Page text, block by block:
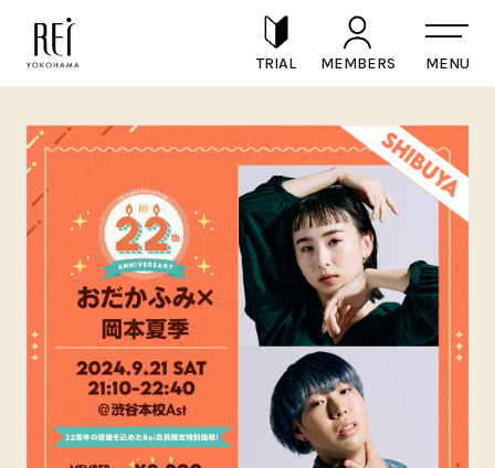
TRIAL MEMBERS